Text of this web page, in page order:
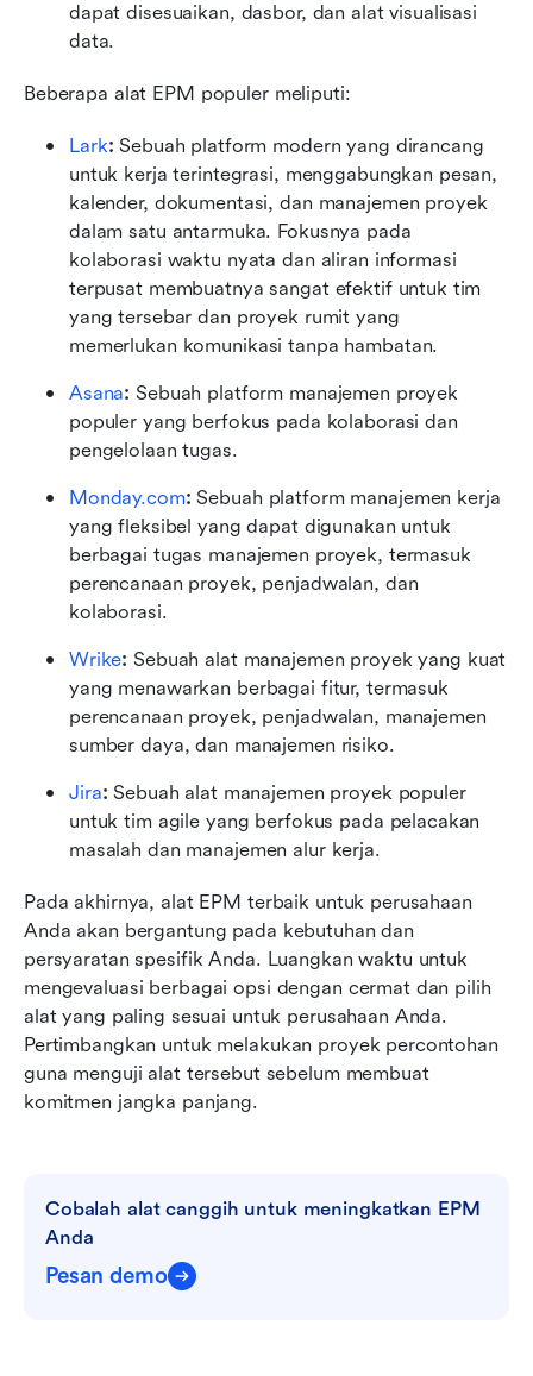
dapat disesuaikan, dasbor, dan alat visualisasi
data.
Beberapa alat EPM populer meliputi:
Lark: Sebuah platform modern yang dirancang
untuk kerja terintegrasi, menggabungkan pesan,
kalender, dokumentasi, dan manajemen proyek
dalam satu antarmuka. Fokusnya pada
kolaborasi waktu nyata dan aliran informasi
terpusat membuatnya sangat efektif untuk tim
yang tersebar dan proyek rumit yang
memerlukan komunikasi tanpa hambatan.
Asana: Sebuah platform manajemen proyek
populer yang berfokus pada kolaborasi dan
pengelolaan tugas.
Monday.com: Sebuah platform manajemen kerja
yang fleksibel yang dapat digunakan untuk
berbagai tugas manajemen proyek, termasuk
perencanaan proyek, penjadwalan, dan
kolaborasi.
Wrike: Sebuah alat manajemen proyek yang kuat
yang menawarkan berbagai fitur, termasuk
perencanaan proyek, penjadwalan, manajemen
sumber daya, dan manajemen risiko.
Jira: Sebuah alat manajemen proyek populer
untuk tim agile yang berfokus pada pelacakan
masalah dan manajemen alur kerja.
Pada akhirnya, alat EPM terbaik untuk perusahaan
Anda akan bergantung pada kebutuhan dan
persyaratan spesifik Anda. Luangkan waktu untuk
mengevaluasi berbagai opsi dengan cermat dan pilih
alat yang paling sesuai untuk perusahaan Anda.
Pertimbangkan untuk melakukan proyek percontohan
guna menguji alat tersebut sebelum membuat
komitmen jangka panjang.
Cobalah alat canggih untuk meningkatkan EPM
Anda
Pesan demo